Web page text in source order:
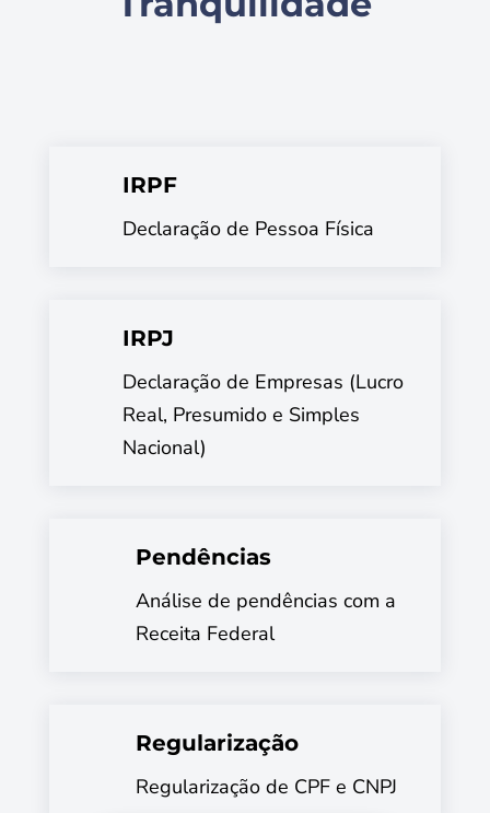
IRPF
Declaração de Pessoa Física
IRPJ
Declaração de Empresas (Lucro
Real, Presumido e Simples
Nacional)
Pendências
Análise de pendências com a
Receita Federal
Regularização
Regularização de CPF e CNPJ